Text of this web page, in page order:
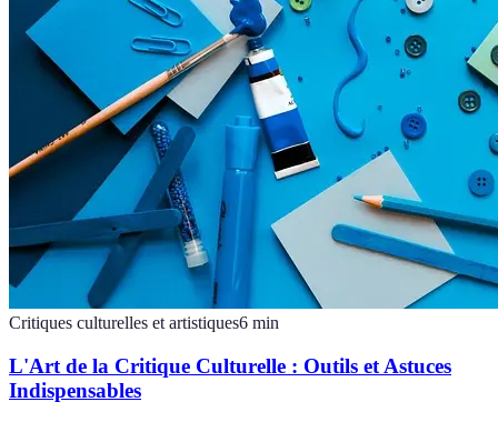
Critiques culturelles et artistiques6 min
L'Art de la Critique Culturelle : Outils et Astuces
Indispensables